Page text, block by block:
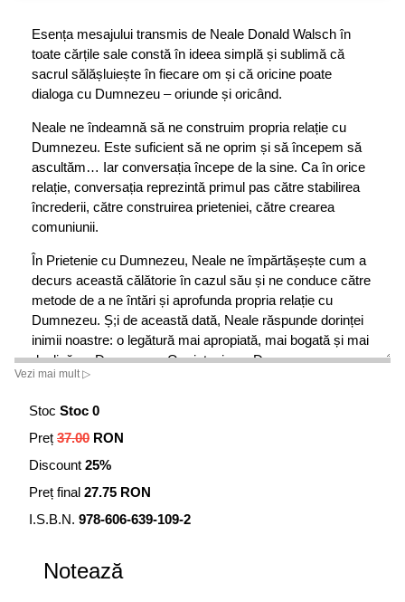
Esența mesajului transmis de Neale Donald Walsch în
toate cărțile sale constă în ideea simplă și sublimă că
sacrul sălășluiește în fiecare om și că oricine poate
dialoga cu Dumnezeu – oriunde și oricând.
Neale ne îndeamnă să ne construim propria relație cu
Dumnezeu. Este suficient să ne oprim și să începem să
ascultăm… Iar conversația începe de la sine. Ca în orice
relație, conversația reprezintă primul pas către stabilirea
încrederii, către construirea prieteniei, către crearea
comuniunii.
În Prietenie cu Dumnezeu, Neale ne împărtășește cum a
decurs această călătorie în cazul său și ne conduce către
metode de a ne întări și aprofunda propria relație cu
Dumnezeu. Ș;i de această dată, Neale răspunde dorinței
inimii noastre: o legătură mai apropiată, mai bogată și mai
deplină cu Dumnezeu. O prietenie cu Dumnezeu.
începi interacțiunea cu celălalt printr-o conversație. Dacă
aceasta merge bine, se leagă o prietenie. Și, dacă
Uniune - de comuniune - cu cealaltă persoană.
Exact același lucru se întâmplă și în cazul Meu.
Vezi mai mult ▷
Stoc Stoc 0
Preț 37.00 RON
Discount 25%
Preț final 27.75 RON
I.S.B.N. 978-606-639-109-2
Notează